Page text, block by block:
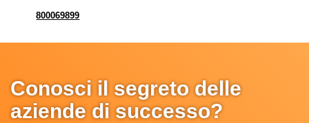
800069899
Conosci il segreto delle
aziende di successo?